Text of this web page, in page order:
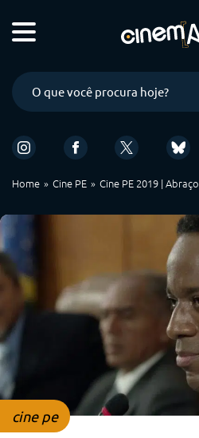
Home Cine PE Cine PE 2019 | Abraço
cine pe